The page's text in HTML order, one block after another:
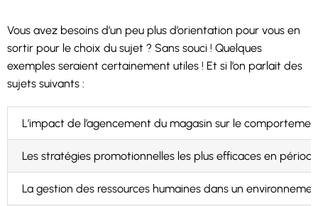
Vous avez besoins d’un peu plus d’orientation pour vous en
sortir pour le choix du sujet ? Sans souci ! Quelques
exemples seraient certainement utiles ! Et si l’on parlait des
sujets suivants :
L’impact de l’agencement du magasin sur le
Les stratégies promotionnelles les plus efficaces en
La gestion des ressources humaines dans un